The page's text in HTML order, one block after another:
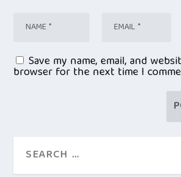
Save my name, email, and
browser for the next time I